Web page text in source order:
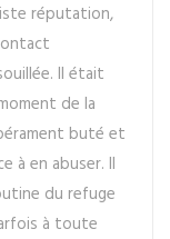
réputation,
Il était
de la
buté et
à en abuser. Il
du refuge
à toute